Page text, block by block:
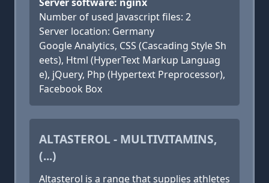
Number of used Javascript files: 2
Server location: Germany
Google Analytics, CSS (Cascading Style Sh
eets), Html (HyperText Markup Languag
e), jQuery, Php (Hypertext Preprocessor),
Facebook Box
ALTASTEROL - MULTIVITAMINS,
(...)
Altasterol is a range that supplies athletes